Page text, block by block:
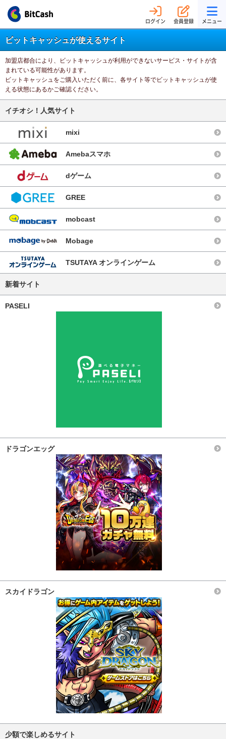
ログイン 会員登録 メニュー
ビットキャッシュが使えるサイト
加盟店都合により、ビットキャッシュが利用ができないサービス・サイトが含
まれている可能性があります。
ビットキャッシュをご購入いただく前に、各サイト等でビットキャッシュが使
える状態にあるかご確認ください。
イチオシ！人気サイト
mixi
Amebaスマホ
dゲーム
GREE
mobcast
Mobage
TSUTAYA オンラインゲーム
新着サイト
PASELI
ドラゴンエッグ
スカイドラゴン
少額で楽しめるサイト